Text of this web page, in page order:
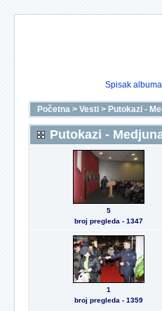
Spisak albuma
Početna > Vesti > Putokazi -
Putokazi -
5
broj pregleda - 1347
1
broj pregleda - 1359